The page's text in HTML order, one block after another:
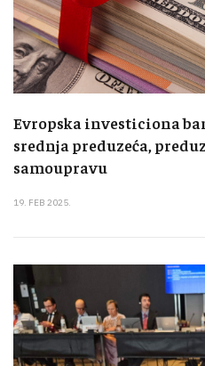
Evropska investiciona
srednja preduzeća,
samoupravu
19. FEB 2025.